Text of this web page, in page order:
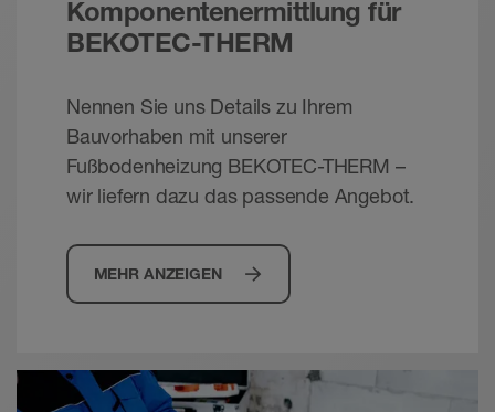
PDF – 14,9 MB
Komponentenermittlung für
BEKOTEC-THERM
Nennen Sie uns Details zu Ihrem
Bauvorhaben mit unserer
Fußbodenheizung BEKOTEC-THERM –
wir liefern dazu das passende Angebot.
MEHR ANZEIGEN